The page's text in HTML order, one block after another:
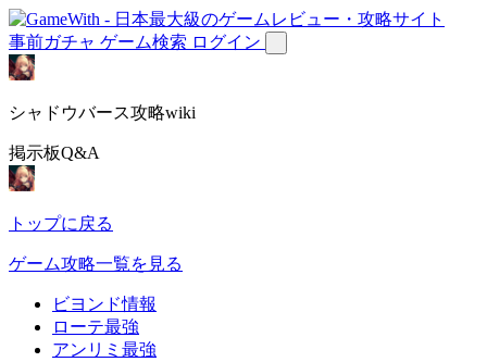
事前ガチャ ゲーム検索 ログイン
シャドウバース攻略wiki
掲示板Q&A
トップに戻る
ゲーム攻略一覧を見る
ビヨンド情報
ローテ最強
アンリミ最強